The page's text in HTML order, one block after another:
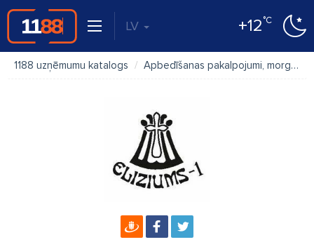
LV +12°C
1188 uzņēmumu katalogs Apbedīšanas pakalpojumi, morgi